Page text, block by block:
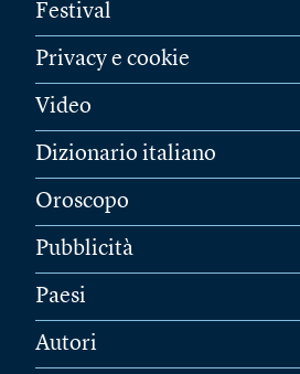
Festival
Privacy e cookie
Video
Dizionario italiano
Oroscopo
Pubblicità
Paesi
Autori